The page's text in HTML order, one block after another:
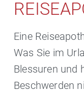
Eine
Was Sie im
Blessuren und
Beschwerden